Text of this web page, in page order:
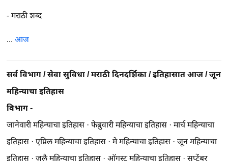
-मराठी शब्द
...आज
सर्व विभाग /सेवा सुविधा /मराठी दिनदर्शिका /इतिहासात आज/जून
महिन्याचा इतिहास
विभाग -
जानेवारी महिन्याचा इतिहास ·फेब्रुवारी महिन्याचा इतिहास ·मार्च महिन्याचा
इतिहास ·एप्रिल महिन्याचा इतिहास ·मे महिन्याचा इतिहास ·जून महिन्याचा
इतिहास ·जुलै महिन्याचा इतिहास ·ऑगस्ट महिन्याचा इतिहास ·सप्टेंबर